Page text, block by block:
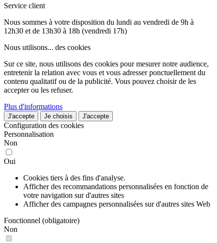
Service client
Nous sommes à votre disposition du lundi au vendredi de 9h à
12h30 et de 13h30 à 18h (vendredi 17h)
Nous utilisons... des cookies
Sur ce site, nous utilisons des cookies pour mesurer notre audience,
entretenir la relation avec vous et vous adresser ponctuellement du
contenu qualitatif ou de la publicité. Vous pouvez choisir de les
accepter ou les refuser.
Plus d'informations
J'accepte Je choisis J'accepte
Configuration des cookies
Personnalisation
Non
Oui
Cookies tiers à des fins d'analyse.
Afficher des recommandations personnalisées en fonction de
votre navigation sur d'autres sites
Afficher des campagnes personnalisées sur d'autres sites Web
Fonctionnel (obligatoire)
Non